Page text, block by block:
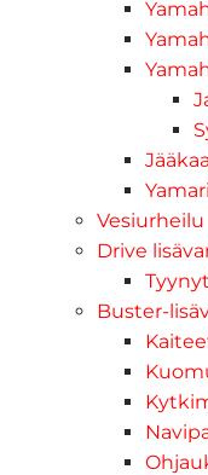
Vesiurheilu
Drive
Buster-